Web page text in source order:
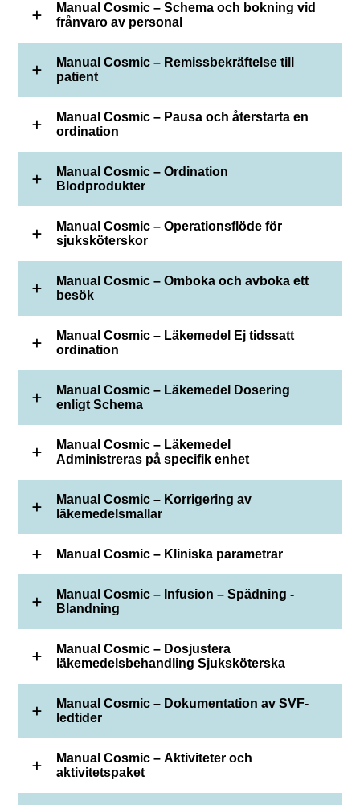
Manual Cosmic – Schema och bokning vid
frånvaro av personal
Manual Cosmic – Remissbekräftelse till
patient
Manual Cosmic – Pausa och återstarta en
ordination
Manual Cosmic – Ordination
Blodprodukter
Manual Cosmic – Operationsflöde för
sjuksköterskor
Manual Cosmic – Omboka och avboka ett
besök
Manual Cosmic – Läkemedel Ej tidssatt
ordination
Manual Cosmic – Läkemedel Dosering
enligt Schema
Manual Cosmic – Läkemedel
Administreras på specifik enhet
Manual Cosmic – Korrigering av
läkemedelsmallar
Manual Cosmic – Kliniska parametrar
Manual Cosmic – Infusion – Spädning -
Blandning
Manual Cosmic – Dosjustera
läkemedelsbehandling Sjuksköterska
Manual Cosmic – Dokumentation av SVF-
ledtider
Manual Cosmic – Aktiviteter och
aktivitetspaket